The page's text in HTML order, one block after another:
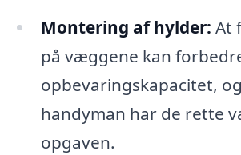
Montering af hylder: At
på væggene kan
opbevaringskapacitet,
handyman har de rette
opgaven.